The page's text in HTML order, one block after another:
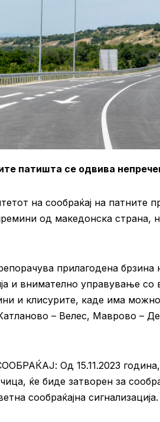
патишта се одвива
на сообраќај на патните
од македонска страна,
прилагодена брзина
и внимателно управување
и клисурите, каде има
– Велес, Маврово –
Од 15.11.2023 година,
ќе биде затворен за
сообраќајна